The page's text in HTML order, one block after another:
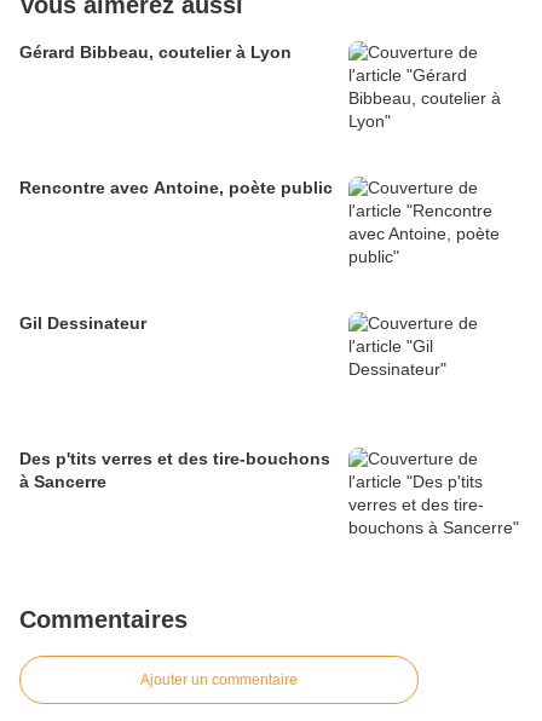
Gérard Bibbeau, coutelier à Lyon
Rencontre avec Antoine, poète public
Gil Dessinateur
Des p'tits verres et des tire-bouchons
à Sancerre
Commentaires
Ajouter un commentaire